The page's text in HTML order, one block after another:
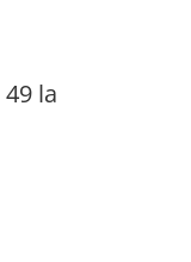
la